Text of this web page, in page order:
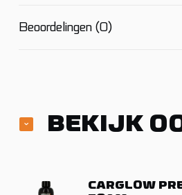
Beoordelingen (0)
BEKIJK
CARGLOW